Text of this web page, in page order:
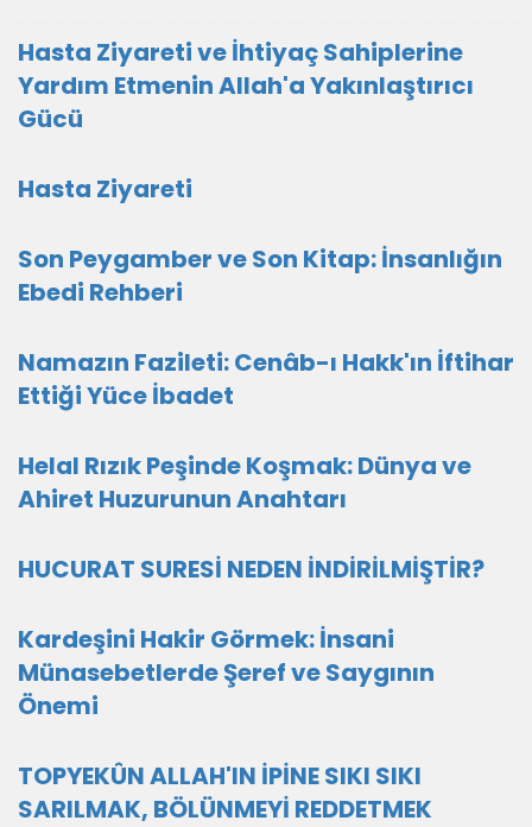
Hasta Ziyareti ve İhtiyaç Sahiplerine
Yardım Etmenin Allah'a Yakınlaştırıcı
Gücü
Hasta Ziyareti
Son Peygamber ve Son Kitap: İnsanlığın
Ebedi Rehberi
Namazın Fazileti: Cenâb-ı Hakk'ın İftihar
Ettiği Yüce İbadet
Helal Rızık Peşinde Koşmak: Dünya ve
Ahiret Huzurunun Anahtarı
HUCURAT SURESİ NEDEN İNDİRİLMİŞTİR?
Kardeşini Hakir Görmek: İnsani
Münasebetlerde Şeref ve Saygının
Önemi
TOPYEKÛN ALLAH'IN İPİNE SIKI SIKI
SARILMAK, BÖLÜNMEYİ REDDETMEK